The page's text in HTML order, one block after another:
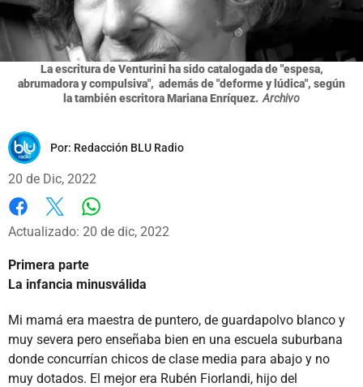
La escritura de Venturini ha sido catalogada de "espesa,
abrumadora y compulsiva", ​ además de "deforme y lúdica", según
la también escritora Mariana Enríquez. Archivo
Por: Redacción BLU Radio
20 de Dic, 2022
Facebook
X
Actualizado: 20 de dic, 2022
Primera parte
La infancia minusválida
Mi mamá era maestra de puntero, de guardapolvo blanco y
muy severa pero enseñaba bien en una escuela suburbana
donde concurrían chicos de clase media para abajo y no
muy dotados. El mejor era Rubén Fiorlandi, hijo del